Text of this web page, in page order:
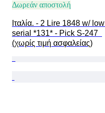
Δωρεάν αποστολή
Ιταλία. - 2 Lire 1848 w/ low
serial *131* - Pick S-247
(χωρίς τιμή ασφαλείας)